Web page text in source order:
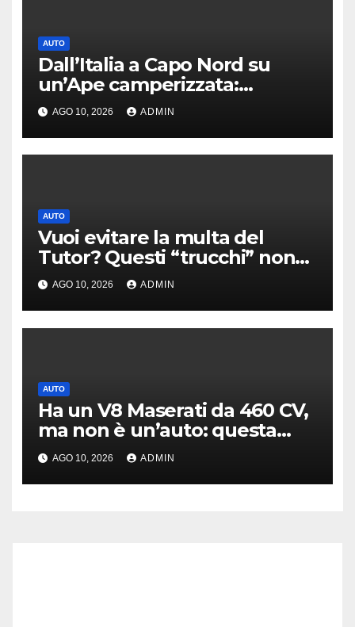
AUTO
Dall’Italia a Capo Nord su
un’Ape camperizzata:
l’incredibile impresa di
Francesco
AGO 10, 2026 ADMIN
AUTO
Vuoi evitare la multa del
Tutor? Questi “trucchi” non
servono a nulla
AGO 10, 2026 ADMIN
AUTO
Ha un V8 Maserati da 460 CV,
ma non è un’auto: questa
moto costa 144.000 euro
AGO 10, 2026 ADMIN